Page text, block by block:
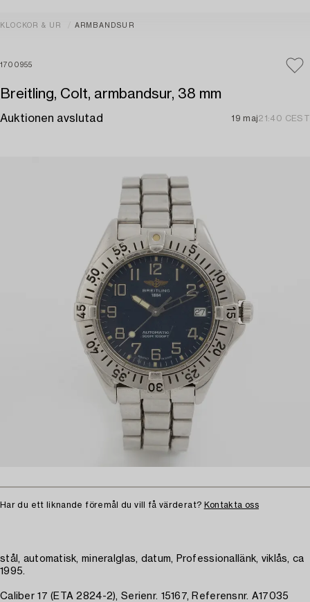
KLOCKOR & UR ARMBANDSUR
1700955
Breitling, Colt, armbandsur, 38 mm
Auktionen avslutad 19 maj21:40 CEST
Har du ett liknande föremål du vill få värderat? Kontakta oss
stål, automatisk, mineralglas, datum, Professionallänk, viklås, ca
1995.
Caliber 17 (ETA 2824-2), Serienr. 15167, Referensnr. A17035